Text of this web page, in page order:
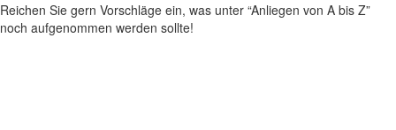
Reichen Sie gern Vorschläge ein, was unter “Anliegen von A bis Z”
noch aufgenommen werden sollte!